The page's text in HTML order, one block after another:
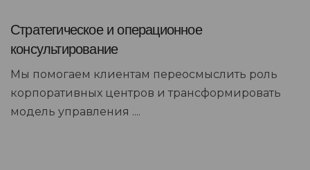
Стратегическое и операционное
консультирование
Мы помогаем клиентам переосмыслить роль
корпоративных центров и трансформировать
модель управления ....